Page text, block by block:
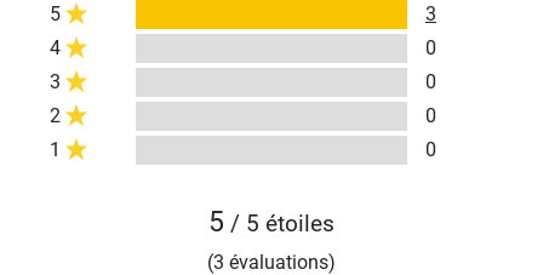
5
3
4
0
3
0
2
0
1
0
5 / 5 étoiles
(3 évaluations)